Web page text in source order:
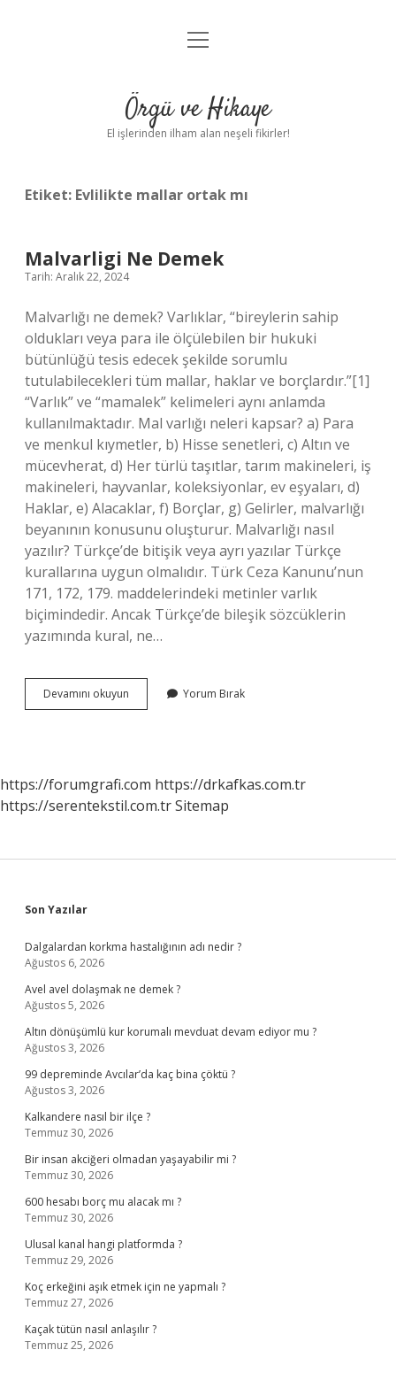
Anasayfa
Yasal Uyarı
menüyü
Örgü ve Hikaye
El işlerinden ilham alan neşeli fikirler!
Etiket: Evlilikte mallar ortak mı
Malvarligi Ne Demek
Tarih: Aralık 22, 2024
Malvarlığı ne demek? Varlıklar, “bireylerin sahip
oldukları veya para ile ölçülebilen bir hukuki
bütünlüğü tesis edecek şekilde sorumlu
tutulabilecekleri tüm mallar, haklar ve borçlardır.”[1]
“Varlık” ve “mamalek” kelimeleri aynı anlamda
kullanılmaktadır. Mal varlığı neleri kapsar? a) Para
ve menkul kıymetler, b) Hisse senetleri, c) Altın ve
mücevherat, d) Her türlü taşıtlar, tarım makineleri, iş
makineleri, hayvanlar, koleksiyonlar, ev eşyaları, d)
Haklar, e) Alacaklar, f) Borçlar, g) Gelirler, malvarlığı
beyanının konusunu oluşturur. Malvarlığı nasıl
yazılır? Türkçe’de bitişik veya ayrı yazılar Türkçe
kurallarına uygun olmalıdır. Türk Ceza Kanunu’nun
171, 172, 179. maddelerindeki metinler varlık
biçimindedir. Ancak Türkçe’de bileşik sözcüklerin
yazımında kural, ne…
Devamını okuyun Malvarligi
Ne
Yorum Bırak
https://forumgrafi.com https://drkafkas.com.tr
https://serentekstil.com.trSitemap
Sidebar
Son Yazılar
Dalgalardan korkma hastalığının adı nedir ?
Ağustos 6, 2026
Avel avel dolaşmak ne demek ?
Ağustos 5, 2026
Altın dönüşümlü kur korumalı mevduat devam ediyor mu ?
Ağustos 3, 2026
99 depreminde Avcılar’da kaç bina çöktü ?
Ağustos 3, 2026
Kalkandere nasıl bir ilçe ?
Temmuz 30, 2026
Bir insan akciğeri olmadan yaşayabilir mi ?
Temmuz 30, 2026
600 hesabı borç mu alacak mı ?
Temmuz 30, 2026
Ulusal kanal hangi platformda ?
Temmuz 29, 2026
Koç erkeğini aşık etmek için ne yapmalı ?
Temmuz 27, 2026
Kaçak tütün nasıl anlaşılır ?
Temmuz 25, 2026